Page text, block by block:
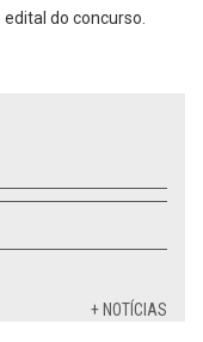
do concurso.
+ NOTÍCIAS